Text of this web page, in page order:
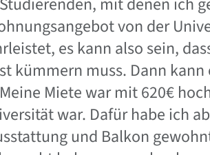
von der
es kann also sein,
kümmern muss. Dann kann
Miete war mit 620€
war. Dafür habe ich
und Balkon